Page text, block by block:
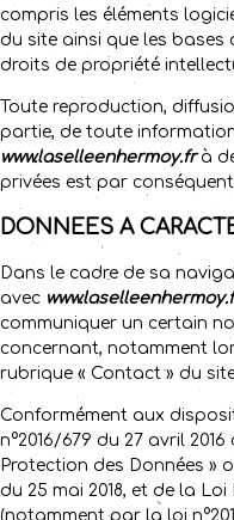
compris les éléments
du site ainsi que les
droits de propriété
Toute reproduction,
partie, de toute
www.laselleenhermoy.frà
privées est par
DONNEES A
Dans le cadre de sa
avec
communiquer un certain
concernant, notamment
rubrique « Contact » du
Conformément aux
n°2016/679 du 27 avril
Protection des Données »
du 25 mai 2018, et de la
(notamment par la loi